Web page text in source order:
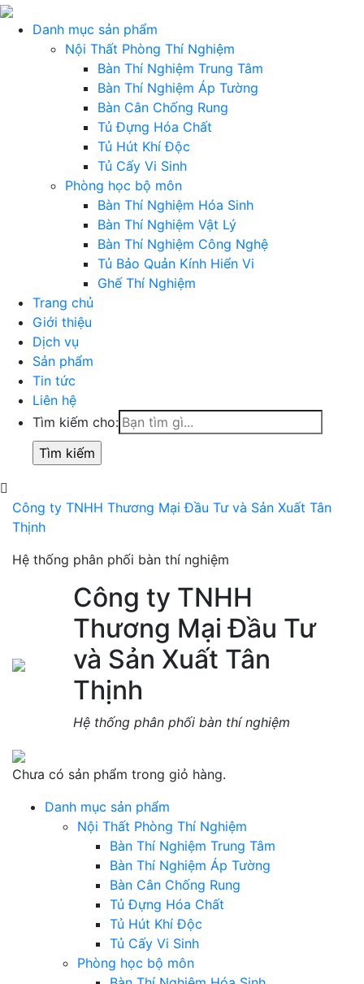
Danh mục sản phẩm
Nội Thất Phòng Thí Nghiệm
Bàn Thí Nghiệm Trung Tâm
Bàn Thí Nghiệm Áp Tường
Bàn Cân Chống Rung
Tủ Đựng Hóa Chất
Tủ Hút Khí Độc
Tủ Cấy Vi Sinh
Phòng học bộ môn
Bàn Thí Nghiệm Hóa Sinh
Bàn Thí Nghiệm Vật Lý
Bàn Thí Nghiệm Công Nghệ
Tủ Bảo Quản Kính Hiển Vi
Ghế Thí Nghiệm
Trang chủ
Giới thiệu
Dịch vụ
Sản phẩm
Tin tức
Liên hệ
Tìm kiếm cho:
Công ty TNHH Thương Mại Đầu Tư và Sản Xuất Tân
Thịnh
Hệ thống phân phối bàn thí nghiệm
Công ty TNHH
Thương Mại Đầu Tư
và Sản Xuất Tân
Thịnh
Hệ thống phân phối bàn thí nghiệm
Chưa có sản phẩm trong giỏ hàng.
Danh mục sản phẩm
Nội Thất Phòng Thí Nghiệm
Bàn Thí Nghiệm Trung Tâm
Bàn Thí Nghiệm Áp Tường
Bàn Cân Chống Rung
Tủ Đựng Hóa Chất
Tủ Hút Khí Độc
Tủ Cấy Vi Sinh
Phòng học bộ môn